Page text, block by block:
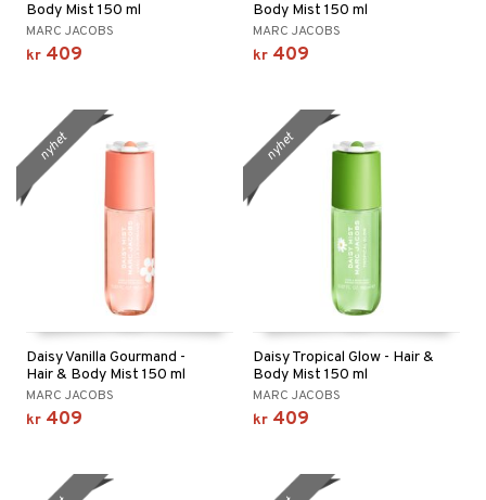
Body Mist 150 ml
MARC JACOBS
kr 409
Body Mist 150 ml
MARC JACOBS
kr 409
Daisy Vanilla Gourmand -
Hair & Body Mist 150 ml
MARC JACOBS
kr 409
nyhet
Daisy Tropical Glow - Hair &
Body Mist 150 ml
MARC JACOBS
kr 409
nyhet